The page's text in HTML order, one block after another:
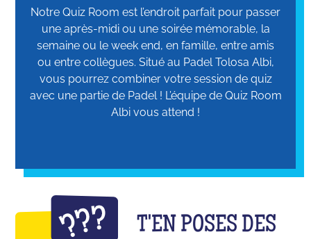
Notre Quiz Room est l’endroit parfait pour passer
une après-midi ou une soirée mémorable, la
semaine ou le week end, en famille, entre amis
ou entre collègues. Situé au Padel Tolosa Albi,
vous pourrez combiner votre session de quiz
avec une partie de Padel ! L’équipe de Quiz Room
Albi vous attend !
T'EN POSES DES